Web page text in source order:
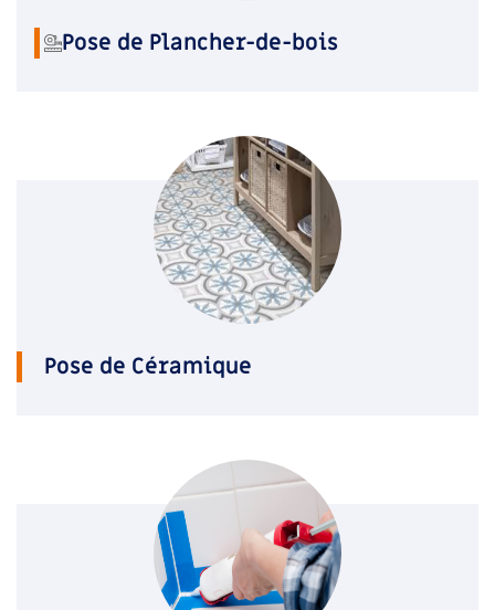
Pose de Plancher-de-bois
Pose de Céramique